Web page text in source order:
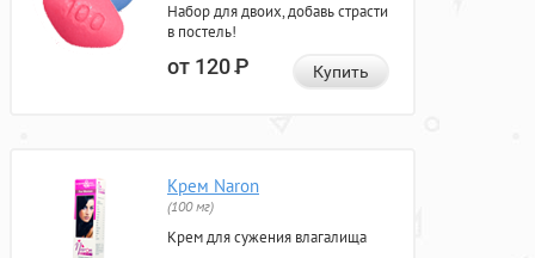
Набор для двоих, добавь страсти
в постель!
от 120Р Купить
Крем Naron
(100 мг)
Крем для сужения влагалища